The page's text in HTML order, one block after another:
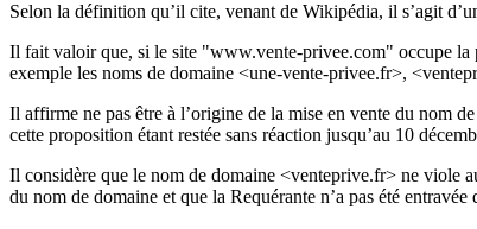
Selon la définition qu’il cite, venant de Wikipédia, il s’agit
Il fait valoir que, si le site "www.vente-privee.com" occupe la
exemple les noms de domaine <une-vente-privee.fr>,
Il affirme ne pas être à l’origine de la mise en vente du nom
cette proposition étant restée sans réaction jusqu’au 10
Il considère que le nom de domaine <venteprive.fr> ne viole
du nom de domaine et que la Requérante n’a pas été